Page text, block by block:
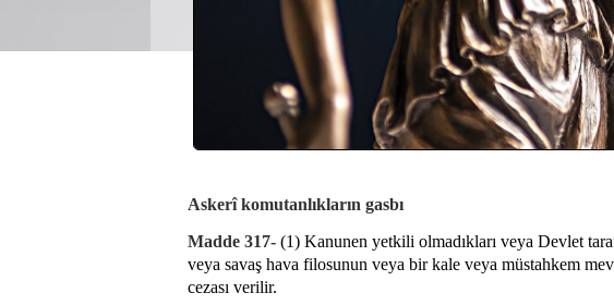
Askerî komutanlıkların gasbı
Madde 317- (1) Kanunen yetkili olmadıkları veya Devlet
veya savaş hava filosunun veya bir kale veya müstahkem
cezası verilir.